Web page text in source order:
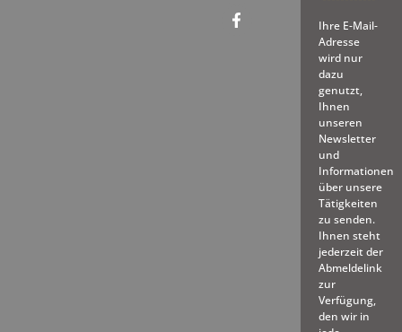
Ihre E-Mail-
Adresse
wird nur
dazu
genutzt,
Ihnen
unseren
Newsletter
und
Informationen
über unsere
Tätigkeiten
zu senden.
Ihnen steht
jederzeit der
Abmeldelink
zur
Verfügung,
den wir in